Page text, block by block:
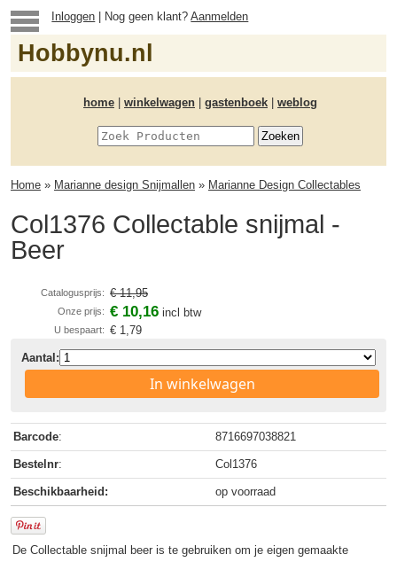
Inloggen | Nog geen klant?Aanmelden
Hobbynu.nl
home winkelwagen gastenboek weblog
Home » Marianne design Snijmallen » Marianne Design Collectables
Col1376 Collectable snijmal -
Beer
Catalogusprijs: € 11,95
Onze prijs: € 10,16 incl btw
U bespaart: € 1,79
Aantal:
In winkelwagen
Barcode: 8716697038821
Bestelnr: Col1376
Beschikbaarheid: op voorraad
De Collectable snijmal beer is te gebruiken om je eigen gemaakte